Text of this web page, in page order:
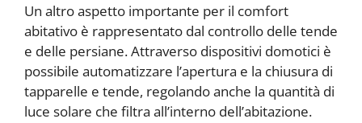
Un altro aspetto importante per il comfort
abitativo è rappresentato dal controllo delle tende
e delle persiane. Attraverso dispositivi domotici è
possibile automatizzare l’apertura e la chiusura di
tapparelle e tende, regolando anche la quantità di
luce solare che filtra all’interno dell’abitazione.